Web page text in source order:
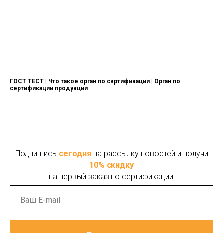
ГОСТ ТЕСТ | Что такое орган по сертификации | Орган по
сертификации продукции
Подпишись сегодня на рассылку новостей и получи
10% скидку
на первый заказ по сертификации: